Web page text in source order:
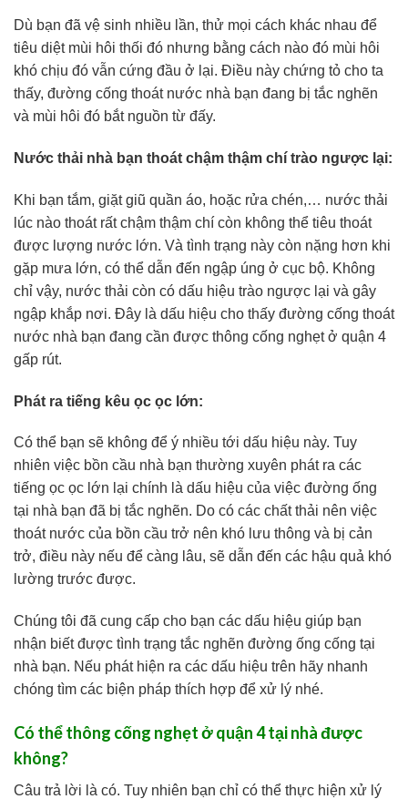
Dù bạn đã vệ sinh nhiều lần, thử mọi cách khác nhau để
tiêu diệt mùi hôi thối đó nhưng bằng cách nào đó mùi hôi
khó chịu đó vẫn cứng đầu ở lại. Điều này chứng tỏ cho ta
thấy, đường cống thoát nước nhà bạn đang bị tắc nghẽn
và mùi hôi đó bắt nguồn từ đấy.
Nước thải nhà bạn thoát chậm thậm chí trào ngược lại:
Khi bạn tắm, giặt giũ quần áo, hoặc rửa chén,… nước thải
lúc nào thoát rất chậm thậm chí còn không thể tiêu thoát
được lượng nước lớn. Và tình trạng này còn nặng hơn khi
gặp mưa lớn, có thể dẫn đến ngập úng ở cục bộ. Không
chỉ vậy, nước thải còn có dấu hiệu trào ngược lại và gây
ngập khắp nơi. Đây là dấu hiệu cho thấy đường cống thoát
nước nhà bạn đang cần được thông cống nghẹt ở quận 4
gấp rút.
Phát ra tiếng kêu ọc ọc lớn:
Có thể bạn sẽ không để ý nhiều tới dấu hiệu này. Tuy
nhiên việc bồn cầu nhà bạn thường xuyên phát ra các
tiếng ọc ọc lớn lại chính là dấu hiệu của việc đường ống
tại nhà bạn đã bị tắc nghẽn. Do có các chất thải nên việc
thoát nước của bồn cầu trở nên khó lưu thông và bị cản
trở, điều này nếu để càng lâu, sẽ dẫn đến các hậu quả khó
lường trước được.
Chúng tôi đã cung cấp cho bạn các dấu hiệu giúp bạn
nhận biết được tình trạng tắc nghẽn đường ống cống tại
nhà bạn. Nếu phát hiện ra các dấu hiệu trên hãy nhanh
chóng tìm các biện pháp thích hợp để xử lý nhé.
Có thể thông cống nghẹt ở quận 4 tại nhà được
không?
Câu trả lời là có. Tuy nhiên bạn chỉ có thể thực hiện xử lý